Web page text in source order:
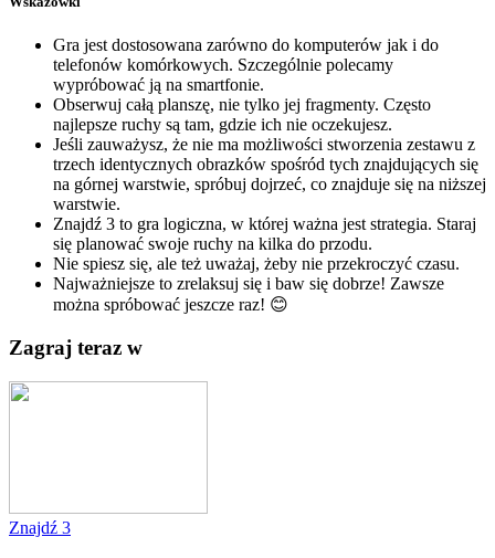
Gra jest dostosowana zarówno do komputerów jak i do
telefonów komórkowych. Szczególnie polecamy
wypróbować ją na smartfonie.
Obserwuj całą planszę, nie tylko jej fragmenty. Często
najlepsze ruchy są tam, gdzie ich nie oczekujesz.
Jeśli zauważysz, że nie ma możliwości stworzenia zestawu z
trzech identycznych obrazków spośród tych znajdujących się
na górnej warstwie, spróbuj dojrzeć, co znajduje się na niższej
warstwie.
Znajdź 3 to gra logiczna, w której ważna jest strategia. Staraj
się planować swoje ruchy na kilka do przodu.
Nie spiesz się, ale też uważaj, żeby nie przekroczyć czasu.
Najważniejsze to zrelaksuj się i baw się dobrze! Zawsze
można spróbować jeszcze raz! 😊
Zagraj teraz w
Znajdź 3